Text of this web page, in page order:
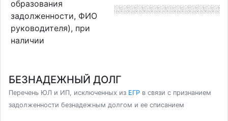
образования
задолженности, ФИО
руководителя), при
наличии
БЕЗНАДЕЖНЫЙ ДОЛГ
Перечень ЮЛ и ИП, исключенных из ЕГР в связи с признанием
задолженности безнадежным долгом и ее списанием